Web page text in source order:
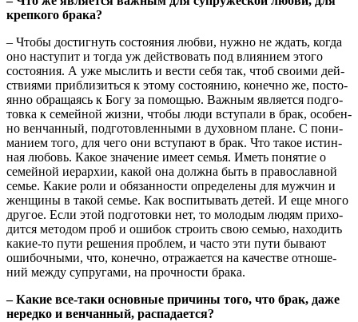
креп­ко­го брака?
– Что­бы достиг­нуть состо­я­ния люб­ви, нуж­но не ждать, когда
оно насту­пит и тогда уж дей­ство­вать под вли­я­ни­ем это­го
состо­я­ния. А уже мыс­лить и вести себя так, чтоб сво­и­ми дей­
стви­я­ми при­бли­зить­ся к это­му состо­я­нию, конеч­но же, посто­
ян­но обра­ща­ясь к Богу за помо­щью. Важ­ным явля­ет­ся под­го­
тов­ка к семей­ной жиз­ни, что­бы люди всту­па­ли в брак, осо­бен­
но вен­чан­ный, под­го­тов­лен­ны­ми в духов­ном плане. С пони­
ма­ни­ем того, для чего они всту­па­ют в брак. Что такое истин­
ная любовь. Какое зна­че­ние име­ет семья. Иметь поня­тие о
семей­ной иерар­хии, какой она долж­на быть в пра­во­слав­ной
семье. Какие роли и обя­зан­но­сти опре­де­ле­ны для муж­чин и
жен­щи­ны в такой семье. Как вос­пи­ты­вать детей. И еще мно­го
дру­гое. Если этой под­го­тов­ки нет, то моло­дым людям при­хо­
дит­ся мето­дом проб и оши­бок стро­ить свою семью, нахо­дить
какие-то пути реше­ния про­блем, и часто эти пути быва­ют
оши­боч­ны­ми, что, конеч­но, отра­жа­ет­ся на каче­стве отно­ше­
ний меж­ду супру­га­ми, на проч­но­сти брака.
– Какие все-таки основ­ные при­чи­ны того, что брак, даже
неред­ко и вен­чан­ный, распадается?